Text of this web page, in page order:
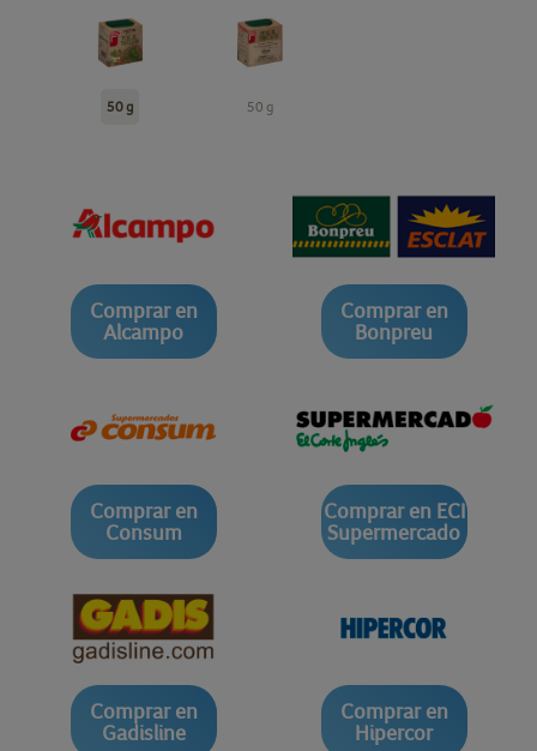
50 g 50 g
Comprar en
Alcampo
Comprar en
Bonpreu
Comprar en
Consum
Comprar en ECI
Supermercado
Comprar en
Gadisline
Comprar en
Hipercor